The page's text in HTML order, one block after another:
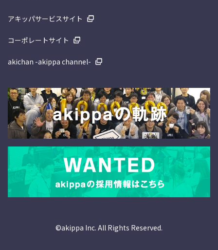
アキッパサービスサイト
コーポレートサイト
akichan -akippa channel-
©akippa Inc. All Rights Reserved.